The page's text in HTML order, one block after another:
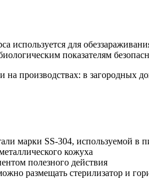
используется для
показателям
производствах: в загородных
марки SS-304, используемой
кожуха
полезного действия
размещать стерилизатор и